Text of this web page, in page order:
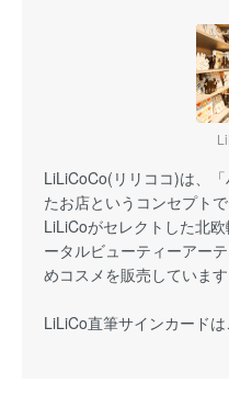
LiLiCoCo(リリココ)は、
たお店というコンセプト
LiLiCoがセレクトした北
ータルビューティーアー
めコスメを販売しています
LiLiCo直筆サインカード